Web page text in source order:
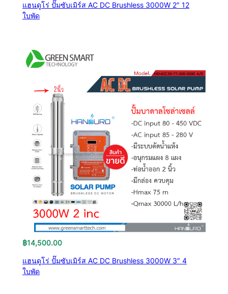
แฮนดูโร่ ปั๊มซับเมิร์ส AC DC Brushless 3000W 2″ 12
ใบพัด
฿14,500.00
แฮนดูโร่ ปั๊มซับเมิร์ส AC DC Brushless 3000W 3″ 4
ใบพัด